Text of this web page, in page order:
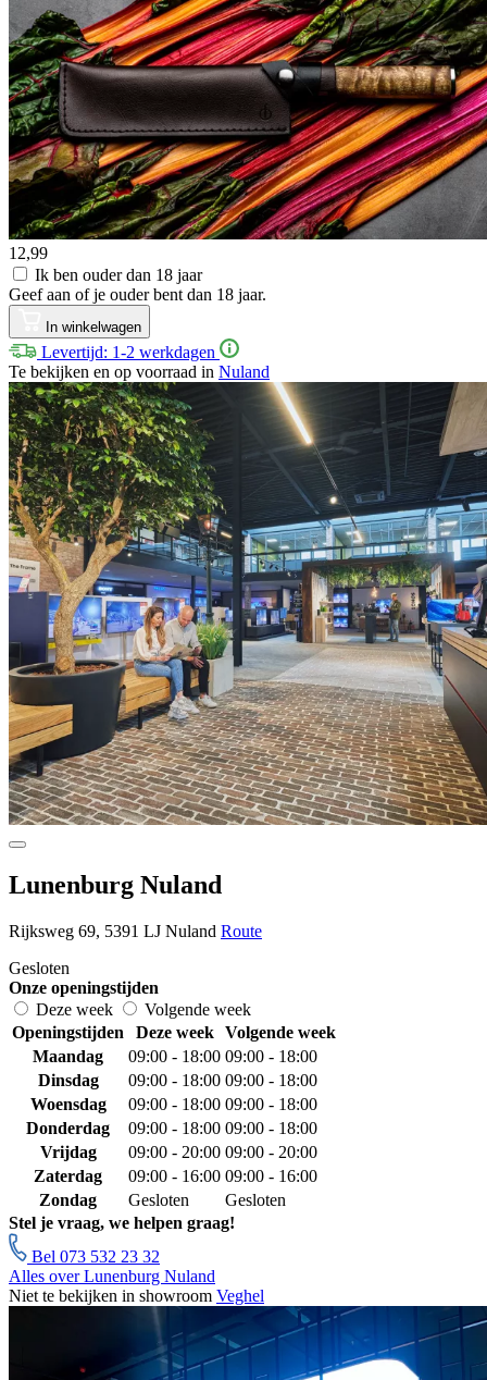
12,99
Ik ben ouder dan 18 jaar
Geef aan of je ouder bent dan 18 jaar.
In winkelwagen
Levertijd: 1-2 werkdagen
Te bekijken en op voorraad in Nuland
Lunenburg Nuland
Rijksweg 69, 5391 LJ Nuland Route
Gesloten
Onze openingstijden
Deze week
Volgende week
Openingstijden
Deze week
Volgende week
Maandag
09:00 - 18:00 09:00 - 18:00
Dinsdag
09:00 - 18:00 09:00 - 18:00
Woensdag
09:00 - 18:00 09:00 - 18:00
Donderdag
09:00 - 18:00 09:00 - 18:00
Vrijdag
09:00 - 20:00 09:00 - 20:00
Zaterdag
09:00 - 16:00 09:00 - 16:00
Zondag
Gesloten
Gesloten
Stel je vraag, we helpen graag!
Bel 073 532 23 32
Alles over Lunenburg Nuland
Niet te bekijken in showroom Veghel